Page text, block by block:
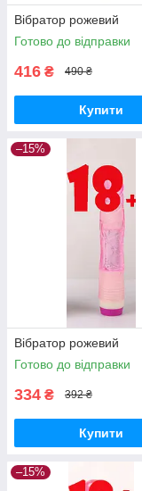
Вібратор рожевий
Готово до відправки
416 ₴ 490 ₴
Купити
–15%
Вібратор рожевий
Готово до відправки
334 ₴ 392 ₴
Купити
–15%